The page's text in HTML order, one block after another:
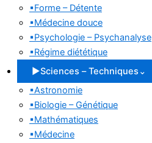
▪Forme – Détente
▪Médecine douce
▪Psychologie – Psychanalyse
▪Régime diététique
▶Sciences – Techniques ⌄
▪Astronomie
▪Biologie – Génétique
▪Mathématiques
▪Médecine